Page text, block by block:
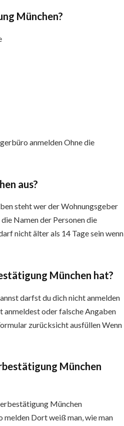
München?
anmelden Ohne die
aus?
steht wer der Wohnungsgeber
Namen der Personen die
nicht älter als 14 Tage sein wenn
München hat?
darfst du dich nicht anmelden
anmeldest oder falsche Angaben
zurücksicht ausfüllen Wenn
München
München
melden Dort weiß man, wie man